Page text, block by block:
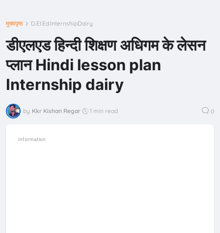
मुख्यपृष्ठ D.El.Ed.InternshipDairy
डीएलएड हिन्दी शिक्षण अधिगम के लेसन
प्लान Hindi lesson plan
Internship dairy
by Kkr Kishan Regar 1 min read 0
Information